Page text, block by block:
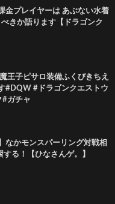
金プレイヤーは あぶない水着
きか語ります【ドラゴンク
王子ピサロ装備ふくびきちえ
#DQW #ドラゴンクエストウ
#ガチャ
なかモンスパーリング対戦相
る！【ひなさんゲ。】